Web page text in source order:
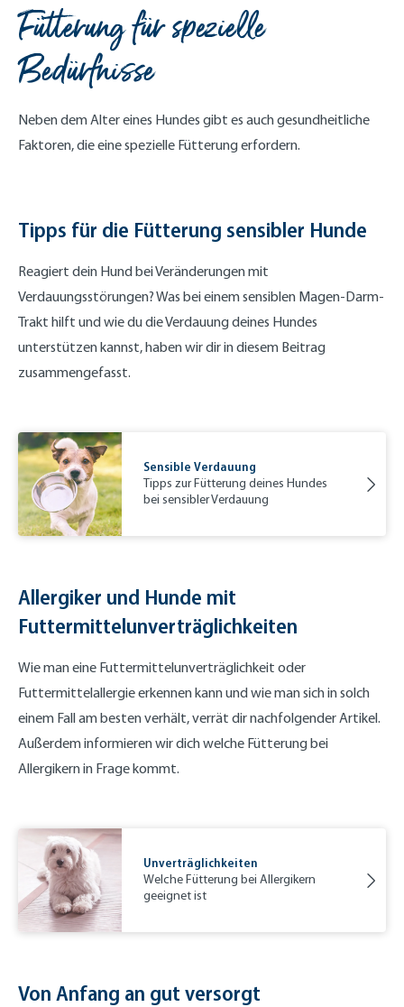
Fütterung für spezielle
Bedürfnisse
Neben dem Alter eines Hundes gibt es auch gesundheitliche
Faktoren, die eine spezielle Fütterung erfordern.
Tipps für die Fütterung sensibler Hunde
Reagiert dein Hund bei Veränderungen mit
Verdauungsstörungen? Was bei einem sensiblen Magen-Darm-
Trakt hilft und wie du die Verdauung deines Hundes
unterstützen kannst, haben wir dir in diesem Beitrag
zusammengefasst.
Sensible Verdauung
Tipps zur Fütterung deines Hundes
bei sensibler Verdauung
Allergiker und Hunde mit
Futtermittelunverträglichkeiten
Wie man eine Futtermittelunverträglichkeit oder
Futtermittelallergie erkennen kann und wie man sich in solch
einem Fall am besten verhält, verrät dir nachfolgender Artikel.
Außerdem informieren wir dich welche Fütterung bei
Allergikern in Frage kommt.
Unverträglichkeiten
Welche Fütterung bei Allergikern
geeignet ist
Von Anfang an gut versorgt